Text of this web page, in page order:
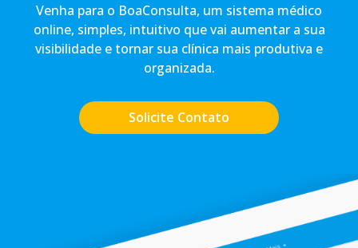
Venha para o BoaConsulta, um sistema médico
online, simples, intuitivo que vai aumentar a sua
visibilidade e tornar sua clínica mais produtiva e
organizada.
Solicite Contato